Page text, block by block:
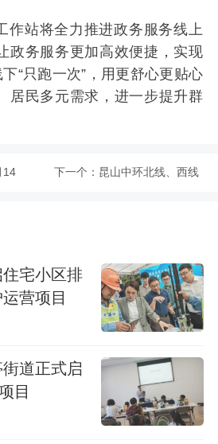
作站将全力推进政务服务线上
政务服务更加高效便捷，实现
“只跑一次”，用更舒心更贴心
居民多元需求，进一步提升群
14 下一个： 昆山中环北线、西线
宅小区排
营项目
道正式启
目